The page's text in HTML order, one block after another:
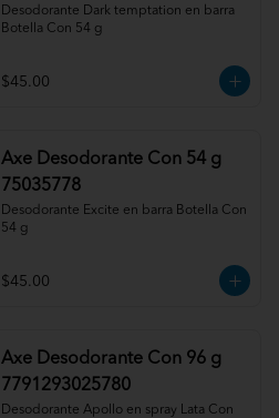
Desodorante Dark temptation en barra
Botella Con 54 g
$45.00
Axe Desodorante Con 54 g
75035778
Desodorante Excite en barra Botella Con
54 g
$45.00
Axe Desodorante Con 96 g
7791293025780
Desodorante Apollo en spray Lata Con